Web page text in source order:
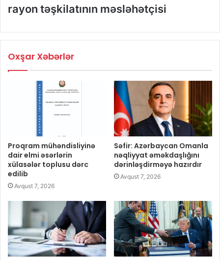
rayon təşkilatının məsləhətçisi
Oxşar Xəbərlər
Proqram mühəndisliyinə
dair elmi əsərlərin
xülasələr toplusu dərc
edilib
Avqust 7, 2026
Səfir: Azərbaycan Omanla
nəqliyyat əməkdaşlığını
dərinləşdirməyə hazırdır
Avqust 7, 2026